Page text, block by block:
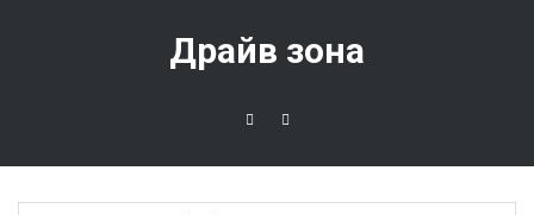
Драйв зона